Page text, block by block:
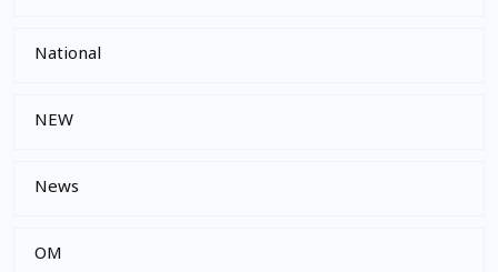
National
NEW
News
OM